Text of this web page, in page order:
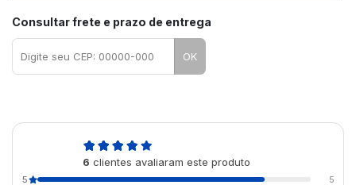
Consultar frete e prazo de entrega
OK
6 clientes avaliaram este produto
5 5